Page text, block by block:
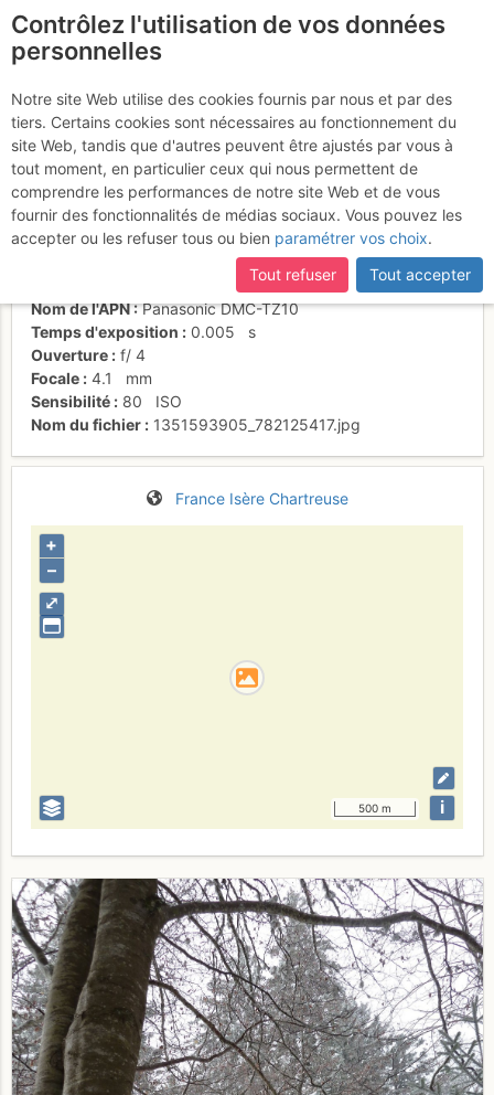
Début de la montée
Activités
Date/heure
29 oct. 2012 10:29
Contributeur
Thomas Charbonneau
collaboratif (CC by-sa)
Nom de l'APN
Panasonic DMC-TZ10
Temps d'exposition
0.005
s
Ouverture
f/ 4
Focale
4.1
mm
Sensibilité
80
ISO
Nom du fichier
1351593905_782125417.jpg
France Isère Chartreuse
⤢
+
–
500 m i
Contrôlez l'utilisation de vos données
personnelles
Notre site Web utilise des cookies fournis par nous et par des
tiers. Certains cookies sont nécessaires au fonctionnement du
site Web, tandis que d'autres peuvent être ajustés par vous à
tout moment, en particulier ceux qui nous permettent de
comprendre les performances de notre site Web et de vous
fournir des fonctionnalités de médias sociaux. Vous pouvez les
accepter ou les refuser tous ou bien paramétrer vos choix.
Tout refuser
Tout accepter